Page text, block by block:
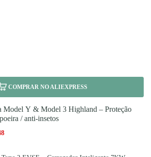
COMPRAR NO ALIEXPRESS
Model Y & Model 3 Highland – Proteção
/ anti-insetos